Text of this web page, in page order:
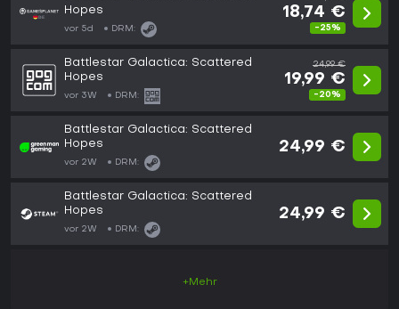
Hopes
vor 5d DRM:
18,74 €
-25%
Battlestar Galactica: Scattered
Hopes
vor 3W DRM:
24,99 €
19,99 €
-20%
Battlestar Galactica: Scattered
Hopes
vor 2W DRM:
24,99 €
Battlestar Galactica: Scattered
Hopes
vor 2W DRM:
24,99 €
+Mehr